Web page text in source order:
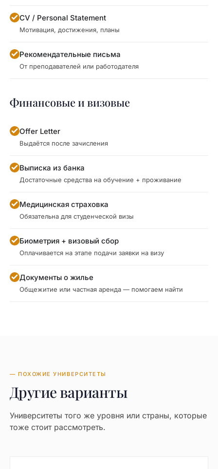
CV / Personal Statement
Мотивация, достижения, планы
Рекомендательные письма
От преподавателей или работодателя
Финансовые и визовые
Offer Letter
Выдаётся после зачисления
Выписка из банка
Достаточные средства на обучение + проживание
Медицинская страховка
Обязательна для студенческой визы
Биометрия + визовый сбор
Оплачивается на этапе подачи заявки на визу
Документы о жилье
Общежитие или частная аренда — помогаем найти
— ПОХОЖИЕ УНИВЕРСИТЕТЫ
Другие варианты
Университеты того же уровня или страны, которые
тоже стоит рассмотреть.